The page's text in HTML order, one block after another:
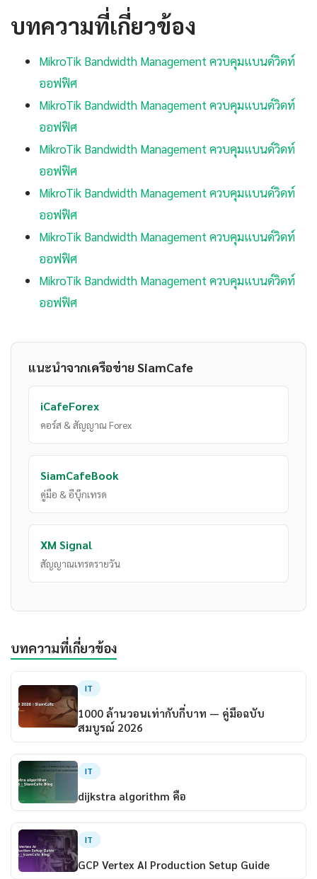
บทความที่เกี่ยวข้อง
MikroTik Bandwidth Management ควบคุมแบนด์วิดท์
ออฟฟิศ
MikroTik Bandwidth Management ควบคุมแบนด์วิดท์
ออฟฟิศ
MikroTik Bandwidth Management ควบคุมแบนด์วิดท์
ออฟฟิศ
MikroTik Bandwidth Management ควบคุมแบนด์วิดท์
ออฟฟิศ
MikroTik Bandwidth Management ควบคุมแบนด์วิดท์
ออฟฟิศ
MikroTik Bandwidth Management ควบคุมแบนด์วิดท์
ออฟฟิศ
แนะนำจากเครือข่าย SiamCafe
iCafeForex
คอร์ส & สัญญาณ Forex
SiamCafeBook
คู่มือ & อีบุ๊กเทรด
XM Signal
สัญญาณเทรดรายวัน
บทความที่เกี่ยวข้อง
IT
1000 ล้านวอนเท่ากับกี่บาท — คู่มือฉบับ
สมบูรณ์ 2026
IT
dijkstra algorithm คือ
IT
GCP Vertex AI Production Setup Guide